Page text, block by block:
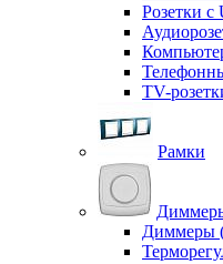
Розетки с
TV-
Рамки
Диммеры